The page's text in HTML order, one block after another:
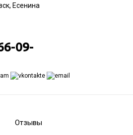
Есенина
09-
Отзывы